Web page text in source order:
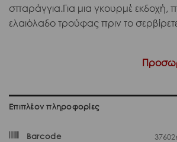
σπαράγγια.Για μια γκουρμέ εκδοχή,
ελαιόλαδο τρούφας πριν το
Επιπλέον πληροφορίες
Barcode